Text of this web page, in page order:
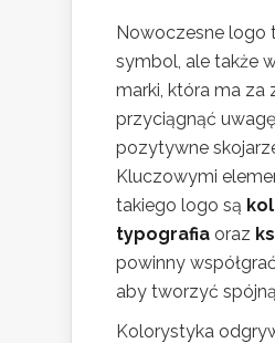
Nowoczesne logo
symbol, ale także
marki, która ma za
przyciągnąć
pozytywne
Kluczowymi
takiego logo są
typografia oraz
powinny
aby tworzyć
Kolorystyka